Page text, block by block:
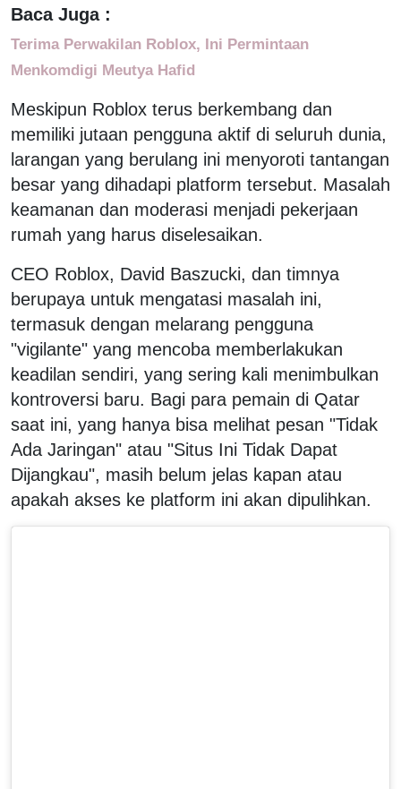
Baca Juga :
Terima Perwakilan Roblox, Ini Permintaan
Menkomdigi Meutya Hafid
Meskipun Roblox terus berkembang dan
memiliki jutaan pengguna aktif di seluruh dunia,
larangan yang berulang ini menyoroti tantangan
besar yang dihadapi platform tersebut. Masalah
keamanan dan moderasi menjadi pekerjaan
rumah yang harus diselesaikan.
CEO Roblox, David Baszucki, dan timnya
berupaya untuk mengatasi masalah ini,
termasuk dengan melarang pengguna
"vigilante" yang mencoba memberlakukan
keadilan sendiri, yang sering kali menimbulkan
kontroversi baru. Bagi para pemain di Qatar
saat ini, yang hanya bisa melihat pesan "Tidak
Ada Jaringan" atau "Situs Ini Tidak Dapat
Dijangkau", masih belum jelas kapan atau
apakah akses ke platform ini akan dipulihkan.